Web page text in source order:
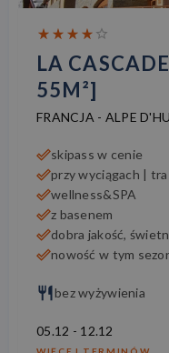
LA
55M²]
FRANCJA - ALPE
skipass w cenie
przy wyciągach |
wellness&SPA
z basenem
dobra jakość,
nowość w tym
bez wyżywienia
05.12 - 12.12